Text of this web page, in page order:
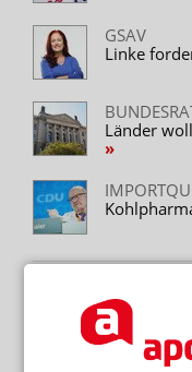
GSAV
Linke
Länder
Neuere Artikel
DAGMAR